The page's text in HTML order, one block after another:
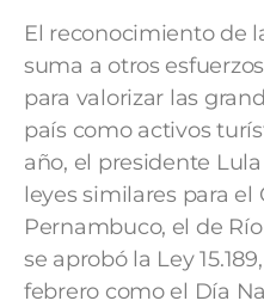
El reconocimiento de
suma a otros
para valorizar las
país como activos
año, el presidente
leyes similares para el
Pernambuco, el de
se aprobó la Ley
febrero como el Día